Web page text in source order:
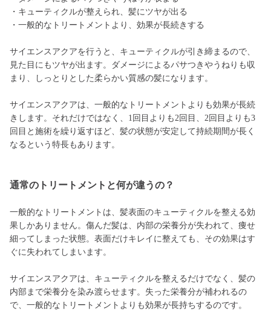
・キューティクルが整えられ、髪にツヤが出る
・一般的なトリートメントより、効果が長続きする
サイエンスアクアを行うと、キューティクルが引き締まるので、
見た目にもツヤが出ます。ダメージによるパサつきやうねりも収
まり、しっとりとした柔らかい質感の髪になります。
サイエンスアクアは、一般的なトリートメントよりも効果が長続
きします。それだけではなく、1回目よりも2回目、2回目よりも3
回目と施術を繰り返すほど、髪の状態が安定して持続期間が長く
なるという特長もあります。
通常のトリートメントと何が違うの？
一般的なトリートメントは、髪表面のキューティクルを整える効
果しかありません。傷んだ髪は、内部の栄養分が失われて、痩せ
細ってしまった状態。表面だけキレイに整えても、その効果はす
ぐに失われてしまいます。
サイエンスアクアは、キューティクルを整えるだけでなく、髪の
内部まで栄養分を染み渡らせます。失った栄養分が補われるの
で、一般的なトリートメントよりも効果が長持ちするのです。